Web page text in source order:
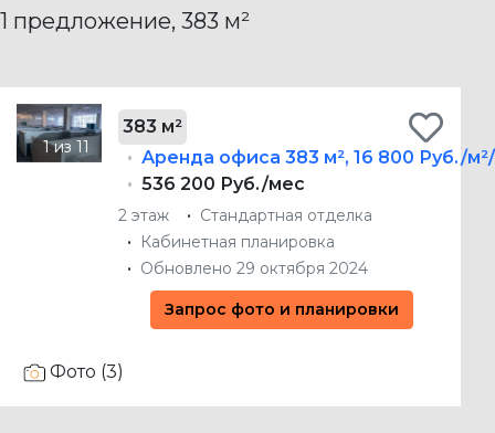
1 предложение, 383 м²
383 м²
Аренда офиса383 м²,16 800 Руб./
536 200 Руб./мес
2 этаж
Стандартная отделка
Кабинетная планировка
Обновлено 29 октября 2024
Запрос фото и планировки
Фото (3)